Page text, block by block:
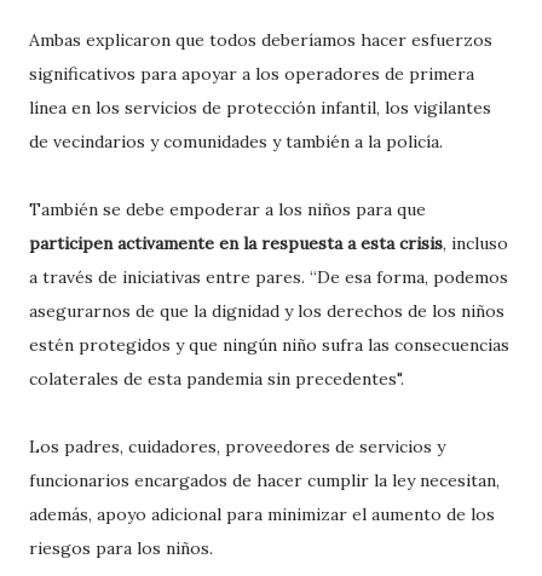
Ambas explicaron que todos deberíamos hacer esfuerzos
significativos para apoyar a los operadores de primera
línea en los servicios de protección infantil, los vigilantes
de vecindarios y comunidades y también a la policía.
También se debe empoderar a los niños para que
participen activamente en la respuesta a esta crisis, incluso
a través de iniciativas entre pares. “De esa forma, podemos
asegurarnos de que la dignidad y los derechos de los niños
estén protegidos y que ningún niño sufra las consecuencias
colaterales de esta pandemia sin precedentes".
Los padres, cuidadores, proveedores de servicios y
funcionarios encargados de hacer cumplir la ley necesitan,
además, apoyo adicional para minimizar el aumento de los
riesgos para los niños.